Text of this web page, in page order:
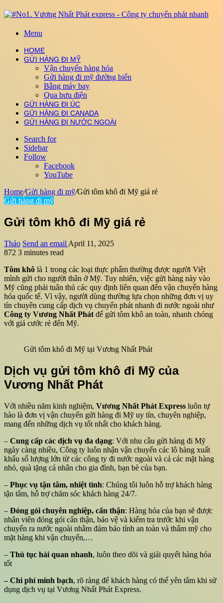
Menu
HOME
GỬI HÀNG ĐI MỸ
Vận chuyển hàng hóa
Gửi hàng đi mỹ đường biển
Bằng máy bay
Qua bưu điện
GỬI HÀNG ĐI ÚC
GỬI HÀNG ĐI CANADA
GỬI HÀNG ĐI NƯỚC NGOÀI
Search for
Sidebar
Follow
Facebook
YouTube
Home/Gửi hàng đi mỹ/Gửi tôm khô đi Mỹ giá rẻ
Gửi hàng đi mỹ
Gửi tôm khô đi Mỹ giá rẻ
Thảo Send an email April 11, 2025
872 3 minutes read
Tôm khô là 1 trong các loại thực phẩm thường được người Việt
mình gửi cho người thân ở Mỹ. Tuy nhiên, việc gửi hàng này vào
Mỹ cũng phải tuân thủ các quy định liên quan đến vận chuyển hàng
hóa quốc tế. Vì vậy, người dùng thường lựa chọn những đơn vị uy
tín chuyên cung cấp dịch vụ chuyển phát nhanh đi nước ngoài như
Công ty Vương Nhất Phát để gửi tôm khô an toàn, nhanh chóng
với giá cước rẻ đến Mỹ.
Gửi tôm khô đi Mỹ tại Vương Nhất Phát
Dịch vụ gửi tôm khô đi Mỹ của
Vương Nhất Phát
Với nhiều năm kinh nghiệm, Vương Nhất Phát Express luôn tự
hào là đơn vị vận chuyển gửi hàng đi Mỹ uy tín, chuyên nghiệp,
mang đến những dịch vụ tốt nhất cho khách hàng.
– Cung cấp các dịch vụ đa dạng: Với nhu cầu gửi hàng đi Mỹ
ngày càng nhiều, Công ty luôn nhận vận chuyển các lô hàng xuất
khẩu số lượng lớn từ các công ty đi nước ngoài và cả các mặt hàng
nhỏ, quà tặng cá nhân cho gia đình, bạn bè của bạn.
– Phục vụ tận tâm, nhiệt tình: Chúng tôi luôn hỗ trợ khách hàng
tận tâm, hỗ trợ chăm sóc khách hàng 24/7.
– Đóng gói chuyên nghiệp, cẩn thận: Hàng hóa của bạn sẽ được
nhân viên đóng gói cẩn thận, bảo vệ và kiểm tra trước khi vận
chuyển ra nước ngoài nhằm đảm bảo tính an toàn và thẩm mỹ cho
mặt hàng khi vận chuyển,…
– Thủ tục hải quan nhanh, luôn theo dõi và giải quyết hàng hóa
tốt
– Chi phí minh bạch, rõ ràng để khách hàng có thể yên tâm khi sử
dụng dịch vụ tại Vương Nhất Phát Express.